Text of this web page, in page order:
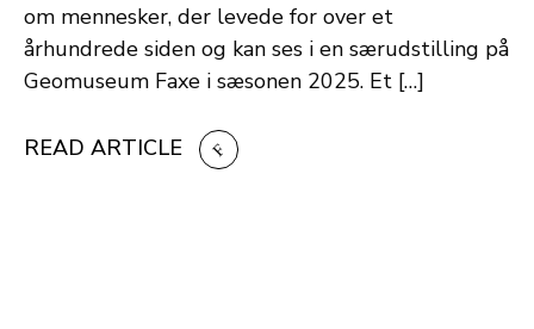
om mennesker, der levede for over et
århundrede siden og kan ses i en særudstilling på
Geomuseum Faxe i sæsonen 2025. Et […]
READ ARTICLE